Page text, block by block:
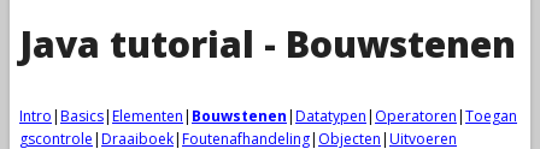
Java tutorial - Bouwstenen
Intro|Basics|Elementen| Bouwstenen|Datatypen| Operatoren|Toegan
gscontrole|Draaiboek|Foutenafhandeling| Objecten|Uitvoeren